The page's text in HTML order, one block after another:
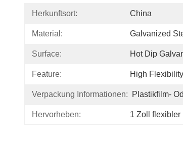
Herkunftsort: China
Material: Galvanized
Surface: Hot Dip
Feature: High Flexibility
Verpackung Informationen: Plastikfilm-
Hervorheben: 1 Zoll flexibler